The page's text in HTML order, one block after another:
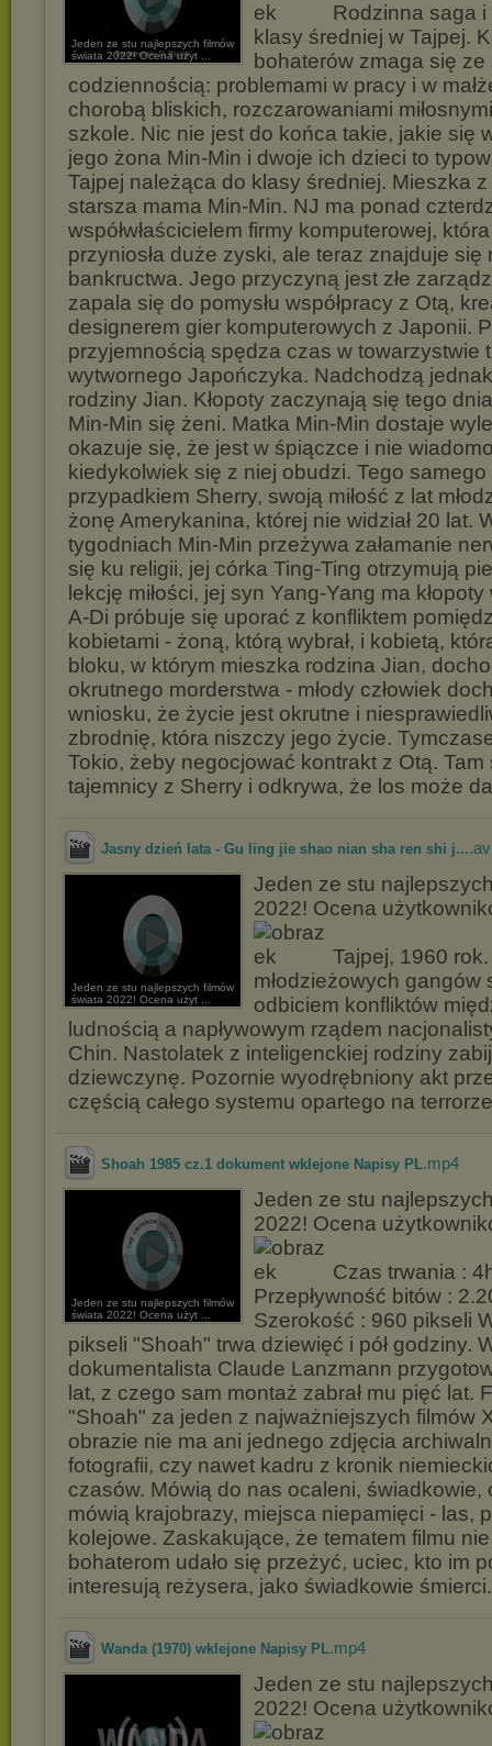
Jeden ze stu najlepszych filmów
świata 2022! Ocena użyt ...
Rodzinna saga
klasy średniej w Tajpej.
bohaterów zmaga się ze
codziennością: problemami w pracy i w
chorobą bliskich, rozczarowaniami
szkole. Nic nie jest do końca takie, jakie się
jego żona Min-Min i dwoje ich dzieci to
Tajpej należąca do klasy średniej. Mieszka
starsza mama Min-Min. NJ ma ponad
współwłaścicielem firmy komputerowej,
przyniosła duże zyski, ale teraz znajduje się
bankructwa. Jego przyczyną jest złe
zapala się do pomysłu współpracy z Otą,
designerem gier komputerowych z Japonii.
przyjemnością spędza czas w towarzystwie
wytwornego Japończyka. Nadchodzą
rodziny Jian. Kłopoty zaczynają się tego
Min-Min się żeni. Matka Min-Min dostaje
okazuje się, że jest w śpiączce i nie
kiedykolwiek się z niej obudzi. Tego
przypadkiem Sherry, swoją miłość z lat
żonę Amerykanina, której nie widział 20 lat.
tygodniach Min-Min przeżywa załamanie
się ku religii, jej córka Ting-Ting otrzymują
lekcję miłości, jej syn Yang-Yang ma
A-Di próbuje się uporać z konfliktem
kobietami - żoną, którą wybrał, i kobietą,
bloku, w którym mieszka rodzina Jian,
okrutnego morderstwa - młody człowiek
wniosku, że życie jest okrutne i
zbrodnię, która niszczy jego życie.
Tokio, żeby negocjować kontrakt z Otą.
tajemnicy z Sherry i odkrywa, że los może
Jasny dzień lata - Gu ling jie shao nian sha ren shi j...
Jeden ze stu najlepszych filmów
świata 2022! Ocena użyt ...
Jeden ze stu
2022! Ocena
Tajpej, 1960
młodzieżowych gangów
odbiciem konfliktów
ludnością a napływowym rządem
Chin. Nastolatek z inteligenckiej rodziny
dziewczynę. Pozornie wyodrębniony akt
częścią całego systemu opartego na
Shoah 1985 cz.1 dokument wklejone Napisy PL.mp4
Jeden ze stu najlepszych filmów
świata 2022! Ocena użyt ...
Jeden ze stu
2022! Ocena
Czas trwania :
Przepływność bitów :
Szerokość : 960 pikseli
pikseli "Shoah" trwa dziewięć i pół godziny.
dokumentalista Claude Lanzmann
lat, z czego sam montaż zabrał mu pięć lat.
"Shoah" za jeden z najważniejszych filmów
obrazie nie ma ani jednego zdjęcia
fotografii, czy nawet kadru z kronik
czasów. Mówią do nas ocaleni, świadkowie,
mówią krajobrazy, miejsca niepamięci - las,
kolejowe. Zaskakujące, że tematem filmu
bohaterom udało się przeżyć, uciec, kto im
interesują reżysera, jako świadkowie śmierci.
Wanda (1970) wklejone Napisy PL.mp4
Jeden ze stu
2022! Ocena